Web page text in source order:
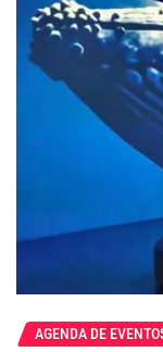
AGENDA DE